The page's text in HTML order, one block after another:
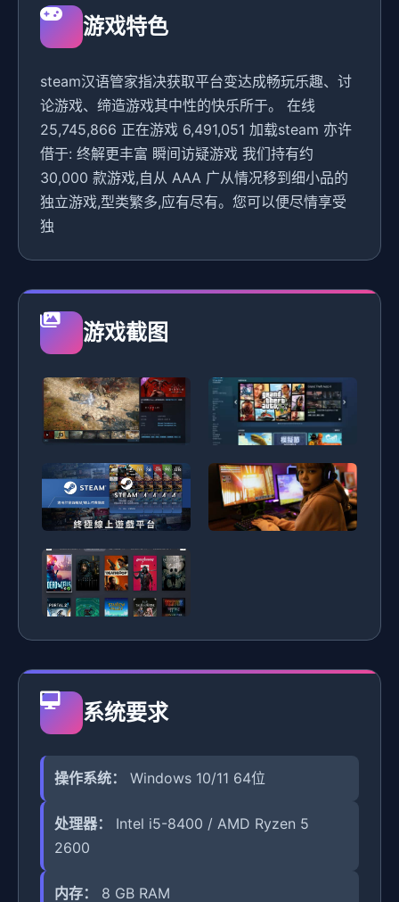
游戏特色
steam汉语管家指决获取平台变达成畅玩乐趣、讨
论游戏、缔造游戏其中性的快乐所于。 在线
25,745,866 正在游戏 6,491,051 加载steam 亦许
借于: 终解更丰富 瞬间访疑游戏 我们持有约
30,000 款游戏,自从 AAA 广从情况移到细小品的
独立游戏,型类繁多,应有尽有。您可以便尽情享受
独
游戏截图
系统要求
操作系统： Windows 10/11 64位
处理器：
Intel i5-8400 / AMD Ryzen 5
2600
内存： 8 GB RAM